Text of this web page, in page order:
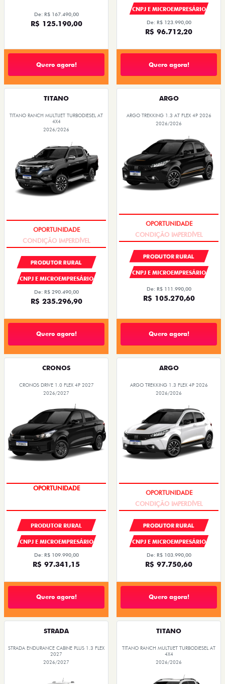
De: R$ 167.490,00
R$ 125.190,00
Quero agora!
CNPJ E MICROEMPRESÁRIO
De: R$ 123.990,00
R$ 96.712,20
Quero agora!
TITANO
TITANO RANCH MULTIJET TURBODIESEL AT
4X4
2026/2026
PRODUTOR RURAL
CNPJ E MICROEMPRESÁRIO
De: R$ 290.490,00
R$ 235.296,90
Quero agora!
ARGO
ARGO TREKKING 1.3 AT FLEX 4P 2026
2026/2026
PRODUTOR RURAL
CNPJ E MICROEMPRESÁRIO
De: R$ 111.990,00
R$ 105.270,60
Quero agora!
CRONOS
CRONOS DRIVE 1.0 FLEX 4P 2027
2026/2027
OPORTUNIDADE
PRODUTOR RURAL
CNPJ E MICROEMPRESÁRIO
De: R$ 109.990,00
R$ 97.341,15
Quero agora!
ARGO
ARGO TREKKING 1.3 FLEX 4P 2026
2026/2026
PRODUTOR RURAL
CNPJ E MICROEMPRESÁRIO
De: R$ 103.990,00
R$ 97.750,60
Quero agora!
STRADA
STRADA ENDURANCE CABINE PLUS 1.3 FLEX
2027
2026/2027
TITANO
TITANO RANCH MULTIJET TURBODIESEL AT
4X4
2026/2026